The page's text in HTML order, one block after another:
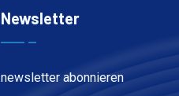
Newsletter
newsletter abonnieren